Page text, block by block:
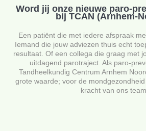
Word jij onze nieuwe paro-
bij TCAN (Arnhem-
Een patiënt die met iedere afspraak
Iemand die jouw adviezen thuis echt
resultaat. Of een collega die graag met
uitdagend parotraject . Als paro-
Tandheelkundig Centrum Arnhem
grote waarde; voor de
kracht van ons team.